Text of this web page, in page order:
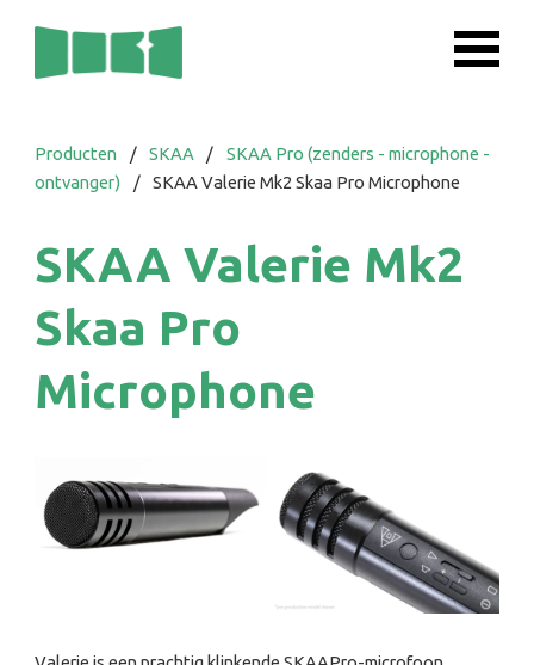
Producten / SKAA /
SKAA Pro (zenders - microphone -
ontvanger)
/ SKAA Valerie Mk2 Skaa Pro Microphone
SKAA Valerie Mk2
Skaa Pro
Microphone